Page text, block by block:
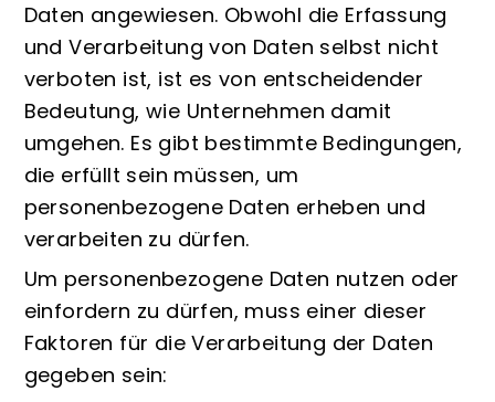
Daten angewiesen. Obwohl die Erfassung
und Verarbeitung von Daten selbst nicht
verboten ist, ist es von entscheidender
Bedeutung, wie Unternehmen damit
umgehen. Es gibt bestimmte Bedingungen,
die erfüllt sein müssen, um
personenbezogene Daten erheben und
verarbeiten zu dürfen.
Um personenbezogene Daten nutzen oder
einfordern zu dürfen, muss einer dieser
Faktoren für die Verarbeitung der Daten
gegeben sein: